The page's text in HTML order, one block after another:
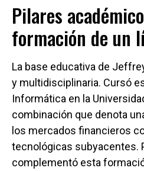
Pilares
formación de un
La base educativa de
y multidisciplinaria. Cursó
Informática en la
combinación que denota
los mercados financieros
tecnológicas subyacentes.
complementó esta